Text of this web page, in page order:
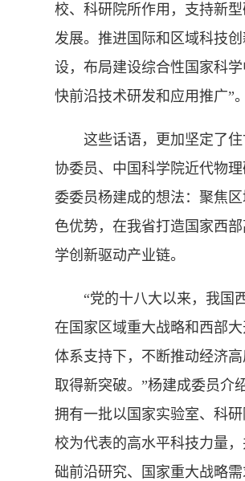
校、科研院所作用，支持新
发展。推进国际和区域科技
设，布局建设综合性国家科学
快前沿技术研发和应用推广”。
这些话语，更加坚定了住
协委员、中国科学院近代物
委委员杨建成的想法：聚焦
色优势，在我省打造国家西
学创新驱动产业链。
“党的十八大以来，我国
在国家区域重大战略和西部
体系支持下，不断推动经济
取得新突破。”杨建成委员介
拥有一批以国家实验室、科
校为代表的高水平科技力量
础前沿研究、国家重大战略